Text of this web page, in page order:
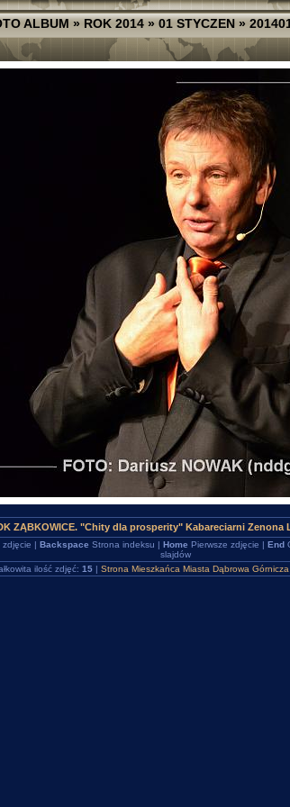
ALBUM»ROK 2014»01 STYCZEN»
ZĄBKOWICE. "Chity dla prosperity" Kabareciarni
| Backspace Strona indeksu | Home Pierwsze zdjęcie | End
slajdów
ilość zdjęć: 15 | Strona Mieszkańca Miasta Dąbrowa Górnicza